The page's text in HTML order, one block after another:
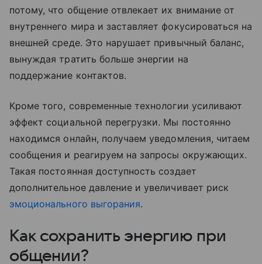
потому, что общение отвлекает их внимание от
внутреннего мира и заставляет фокусироваться на
внешней среде. Это нарушает привычный баланс,
вынуждая тратить больше энергии на
поддержание контактов.
Кроме того, современные технологии усиливают
эффект социальной перегрузки. Мы постоянно
находимся онлайн, получаем уведомления, читаем
сообщения и реагируем на запросы окружающих.
Такая постоянная доступность создает
дополнительное давление и увеличивает риск
эмоционального выгорания.
Как сохранить энергию при
общении?